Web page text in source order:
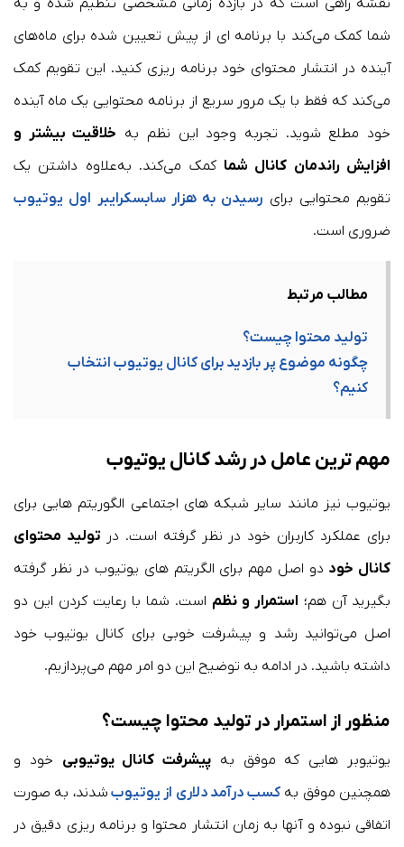
شما کمک می‌کند با برنامه ای از پیش تعیین شده برای ماه‌های
آینده در انتشار محتوای خود برنامه ریزی کنید. این تقویم کمک
می‌کند که فقط با یک مرور سریع از برنامه محتوایی یک ماه آینده
خود مطلع شوید. تجربه وجود این نظم به خلاقیت بیشتر و
افزایش راندمان کانال شما کمک می‌کند. به‌علاوه داشتن یک
تقویم محتوایی برای رسیدن به هزار سابسکرایبر اول یوتیوب
ضروری است.
مطالب مرتبط
تولید محتوا چیست؟
چگونه موضوع پر بازدید برای کانال یوتیوب انتخاب
کنیم؟
مهم ترین عامل در رشد کانال یوتیوب
یوتیوب نیز مانند سایر شبکه های اجتماعی الگوریتم هایی برای
برای عملکرد کاربران خود در نظر گرفته است. در تولید محتوای
کانال خود دو اصل مهم برای الگریتم های یوتیوب در نظر گرفته
بگیرید آن هم؛ استمرار و نظم است. شما با رعایت کردن این دو
اصل می‌توانید رشد و پیشرفت خوبی برای کانال یوتیوب خود
داشته باشید. در ادامه به توضیح این دو امر مهم می‌پردازیم.
منظور از استمرار در تولید محتوا چیست؟
یوتیوبر هایی که موفق به پیشرفت کانال یوتیوبی خود و
همچنین موفق به کسب درآمد دلاری از یوتیوب شدند، به صورت
اتفاقی نبوده و آنها به زمان انتشار محتوا و برنامه ریزی دقیق در